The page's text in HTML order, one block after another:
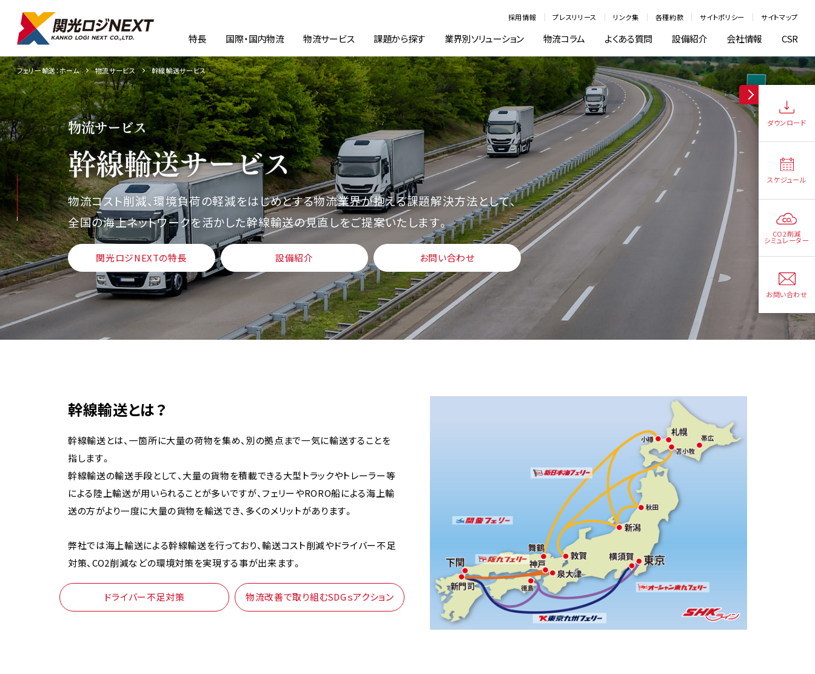
採用情報 プレスリリース リンク集 各種約款 サイトポリシー サイトマップ
特長 国際・国内物流 物流サービス 課題から探す 業界別ソリューション 物流コラム よくある質問 設備紹介 会社情報 CSR
ダウンロード
スケジュール
CO2削減
シミュレーター
お問い合わせ
物流サービス
幹線輸送サービス
物流コスト削減、環境負荷の軽減をはじめとする物流業界が抱える課題解決方法として、
全国の海上ネットワークを活かした幹線輸送の見直しをご提案いたします。
関光ロジNEXTの特長 設備紹介 お問い合わせ
フェリー輸送：ホーム 物流サービス 幹線輸送サービス
幹線輸送とは？
幹線輸送とは、一箇所に大量の荷物を集め、別の拠点まで一気に輸送することを
指します。
幹線輸送の輸送手段として、大量の貨物を積載できる大型トラックやトレーラー等
による陸上輸送が用いられることが多いですが、フェリーやRORO船による海上輸
送の方がより一度に大量の貨物を輸送でき、多くのメリットがあります。
弊社では海上輸送による幹線輸送を行っており、輸送コスト削減やドライバー不足
対策、CO2削減などの環境対策を実現する事が出来ます。
ドライバー不足対策 物流改善で取り組むSDGｓアクション